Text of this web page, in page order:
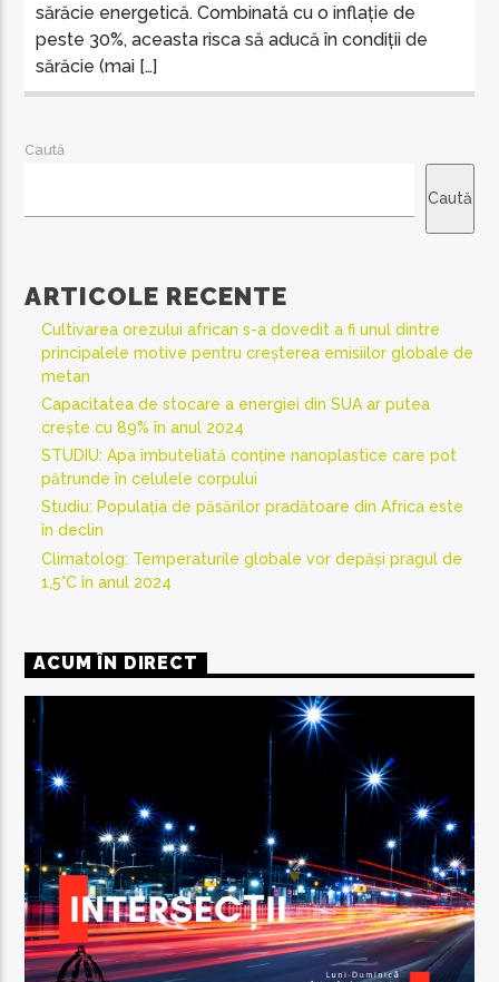
sărăcie energetică. Combinată cu o inflație de
peste 30%, aceasta risca să aducă în condiții de
sărăcie (mai […]
Caută
Caută
ARTICOLE RECENTE
Cultivarea orezului african s-a dovedit a fi unul dintre
principalele motive pentru creșterea emisiilor globale de
metan
Capacitatea de stocare a energiei din SUA ar putea
crește cu 89% în anul 2024
STUDIU: Apa îmbuteliată conține nanoplastice care pot
pătrunde în celulele corpului
Studiu: Populația de păsărilor pradătoare din Africa este
în declin
Climatolog: Temperaturile globale vor depăși pragul de
1,5°C în anul 2024
ACUM ÎN DIRECT